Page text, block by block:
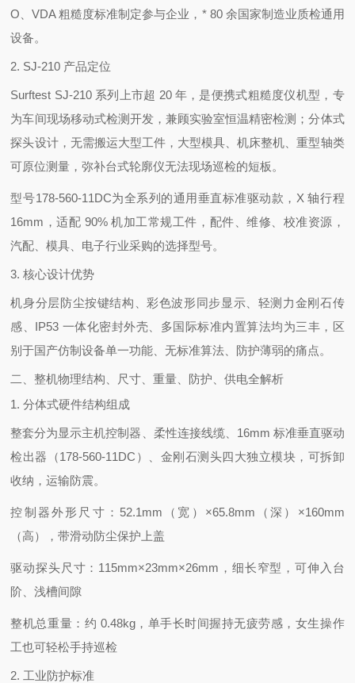
O、VDA 粗糙度标准制定参与企业，* 80 余国家制造业质检通用
设备。
2. SJ-210 产品定位
Surftest SJ-210 系列上市超 20 年，是便携式粗糙度仪机型，专
为车间现场移动式检测开发，兼顾实验室恒温精密检测；分体式
探头设计，无需搬运大型工件，大型模具、机床整机、重型轴类
可原位测量，弥补台式轮廓仪无法现场巡检的短板。
型号178-560-11DC为全系列的通用垂直标准驱动款，X 轴行程
16mm，适配 90% 机加工常规工件，配件、维修、校准资源，
汽配、模具、电子行业采购的选择型号。
3. 核心设计优势
机身分层防尘按键结构、彩色波形同步显示、轻测力金刚石传
感、IP53 一体化密封外壳、多国际标准内置算法均为三丰，区
别于国产仿制设备单一功能、无标准算法、防护薄弱的痛点。
二、整机物理结构、尺寸、重量、防护、供电全解析
1. 分体式硬件结构组成
整套分为显示主机控制器 柔性连接线缆、 16mm 标准垂直驱动
检出器（178-560-11DC）
金刚石测头四大独立模块，可拆卸
收纳，运输防震。
控制器外形尺寸：52.1mm（宽）×65.8mm（深）×160mm
（高），带滑动防尘保护上盖
驱动探头尺寸：115mm×23mm×26mm，细长窄型，可伸入台
阶、浅槽间隙
整机总重量：约 0.48kg，单手长时间握持无疲劳感，女生操作
工也可轻松手持巡检
2. 工业防护标准